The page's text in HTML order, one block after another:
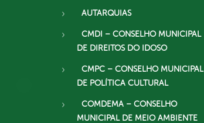
AUTARQUIAS
CMDI – CONSELHO MUNICIPAL
DE DIREITOS DO IDOSO
CMPC – CONSELHO MUNICIPAL
DE POLÍTICA CULTURAL
COMDEMA – CONSELHO
MUNICIPAL DE MEIO AMBIENTE